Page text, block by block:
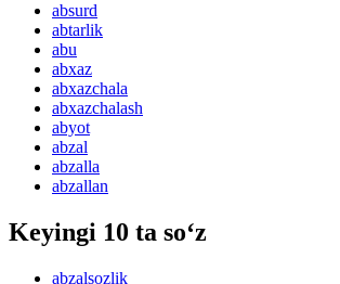
absurd
abtarlik
abu
abxaz
abxazchala
abxazchalash
abyot
abzal
abzalla
abzallan
Keyingi 10 ta so‘z
abzalsozlik